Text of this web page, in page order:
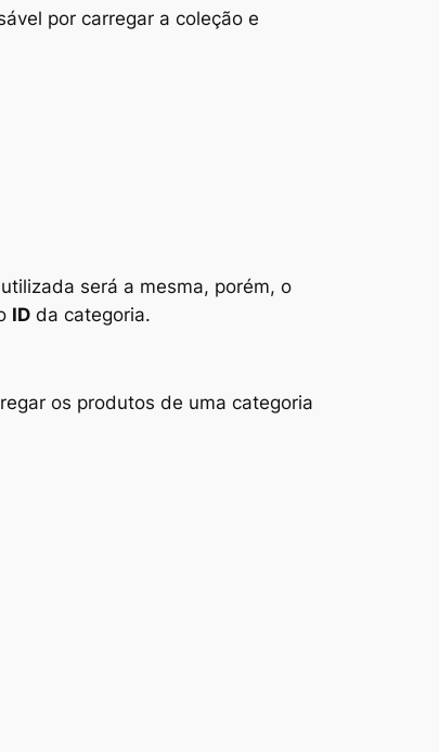
por carregar a coleção e
será a mesma, porém, o
ID da categoria.
os produtos de uma categoria